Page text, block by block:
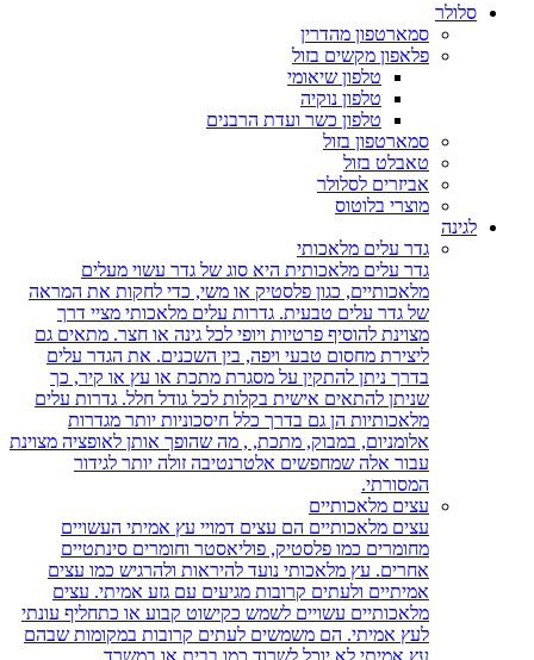
סלולר
סמארטפון מהדרין
פלאפון מקשים בזול
טלפון שיאומי
טלפון נוקיה
טלפון כשר ועדת הרבנים
סמארטפון בזול
טאבלט בזול
אביזרים לסלולר
מוצרי בלוטוס
לגינה
גדר עלים מלאכותי
גדר עלים מלאכותית היא סוג של גדר עשוי מעלים
מלאכותיים, כגון פלסטיק או משי, כדי לחקות את המראה
של גדר עלים טבעית. גדרות עלים מלאכותי מציי דרך
מצוינת להוסיף פרטיות ויופי לכל גינה או חצר. מתאים גם
ליצירת מחסום טבעי ויפה, בין השכנים. את הגדר עלים
בדרך ניתן להתקין על מסגרת מתכת או עץ או קיר, כך
שניתן להתאים אישית בקלות לכל גודל חלל. גדרות עלים
מלאכותיות הן גם בדרך כלל חיסכוניות יותר מגדרות
אלומניום, במבוק, מתכת, , מה שהופך אותן לאופציה מצוינת
עבור אלה שמחפשים אלטרנטיבה זולה יותר לגידור
המסורתי.
עצים מלאכותיים
עצים מלאכותיים הם עצים דמויי עץ אמיתי העשויים
מחומרים כמו פלסטיק, פוליאסטר וחומרים סינתטיים
אחרים. עץ מלאכותי נועד להיראות ולהרגיש כמו עצים
אמיתיים ולעתים קרובות מגיעים עם גזע אמיתי. עצים
מלאכותיים עשויים לשמש כקישוט קבוע או כתחליף עונתי
לעץ אמיתי. הם משמשים לעתים קרובות במקומות שבהם
עץ אמיתי לא יוכל לשרוד כמו בבית או במשרד.